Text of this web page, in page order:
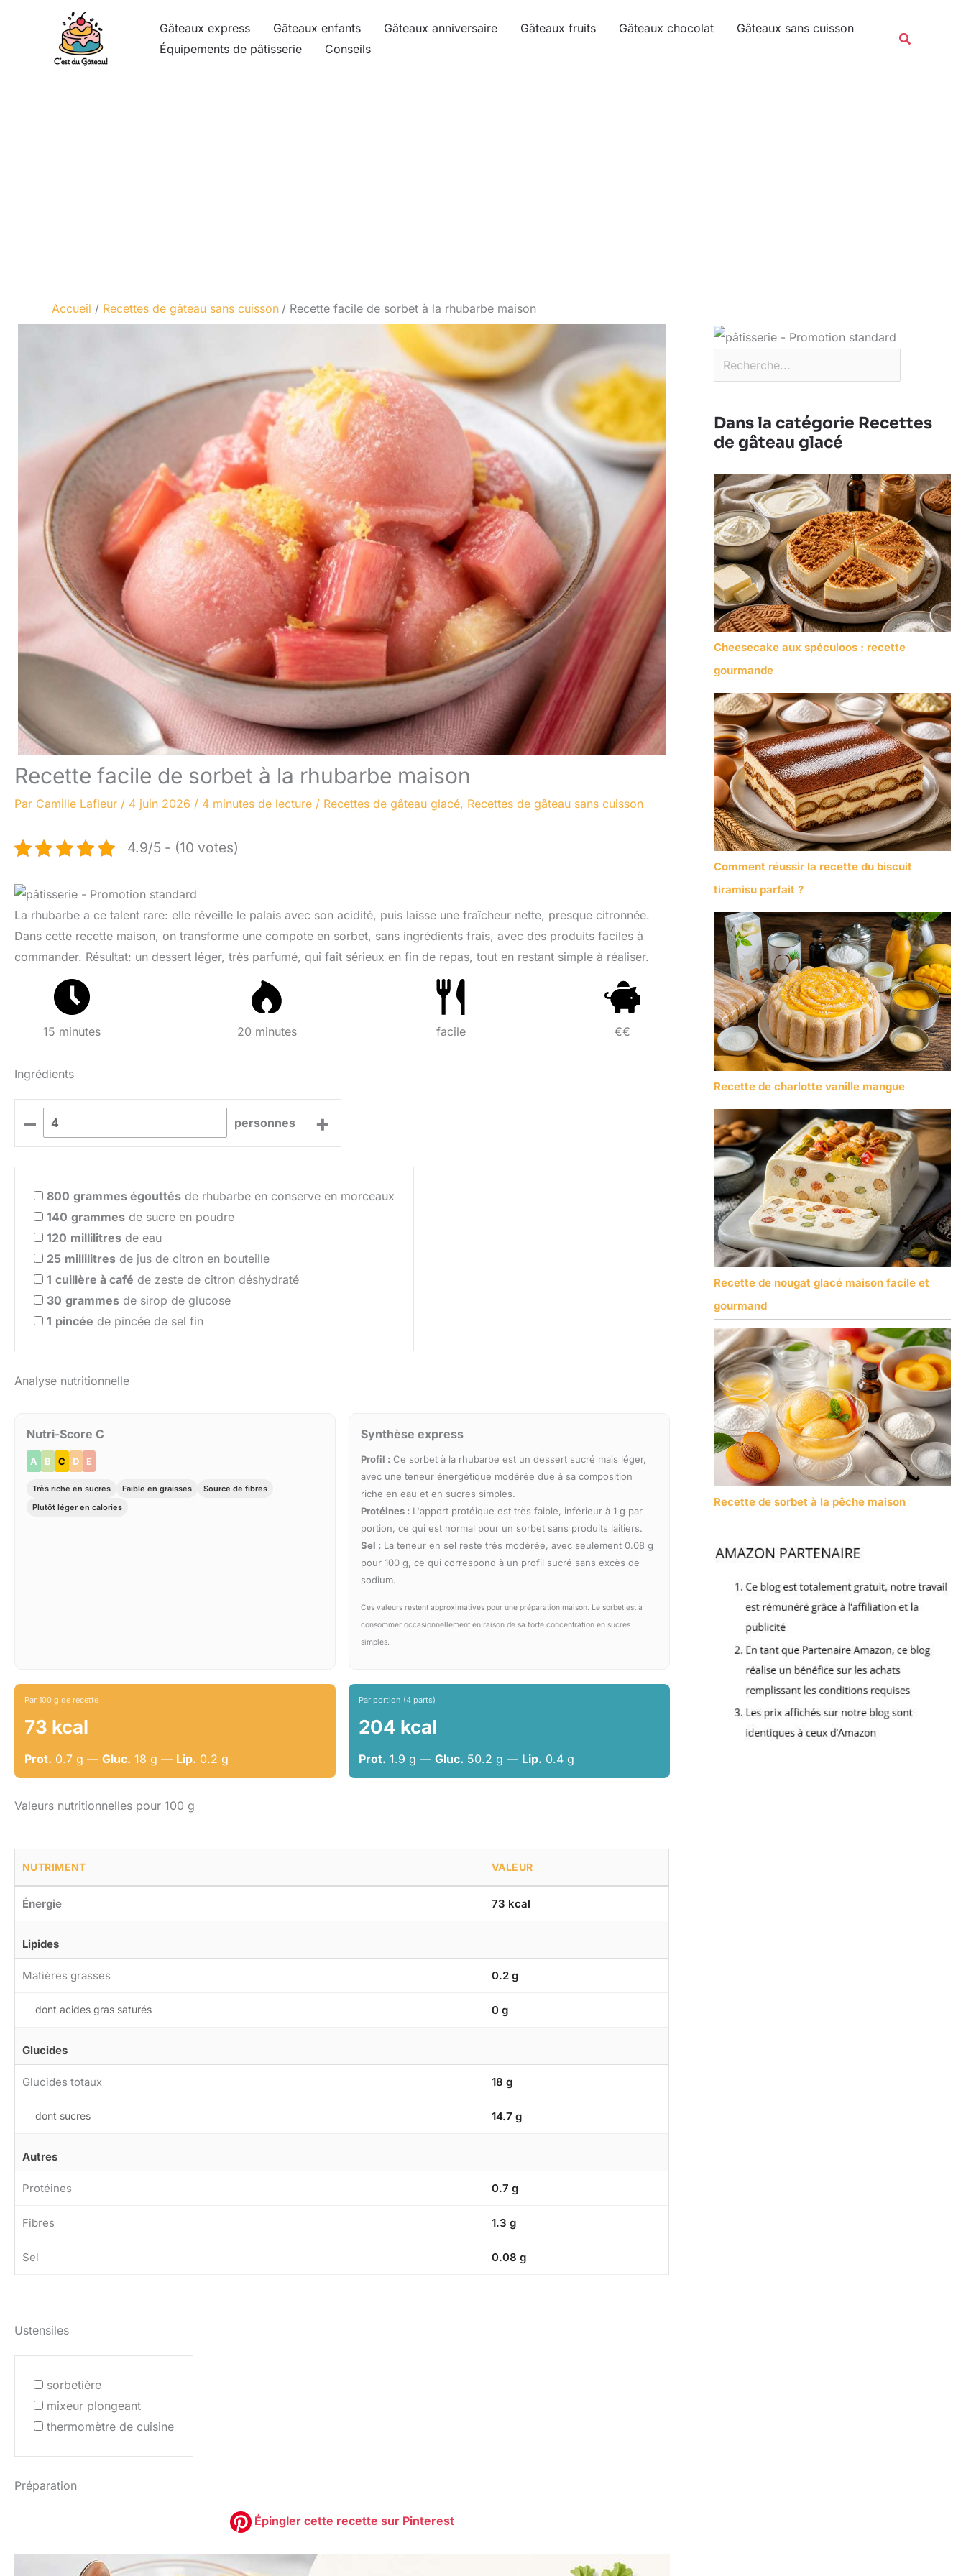
Gâteaux express Gâteaux enfants Gâteaux anniversaire Gâteaux fruits Gâteaux chocolat
Gâteaux sans cuisson
Équipements de pâtisserie
Conseils
Accueil Recettes de gâteau sans cuisson Recette facile de sorbet à la rhubarbe maison
Recette facile de sorbet à la rhubarbe maison
Par Camille Lafleur / 4 juin 2026 / 4 minutes de lecture / Recettes de gâteau glacé, Recettes de gâteau sans cuisson
4.9/5 - (10 votes)
La rhubarbe a ce talent rare: elle réveille le palais avec son acidité, puis laisse une fraîcheur nette, presque citronnée.
Dans cette recette maison, on transforme une compote en sorbet, sans ingrédients frais, avec des produits faciles à
commander. Résultat: un dessert léger, très parfumé, qui fait sérieux en fin de repas, tout en restant simple à réaliser.
15 minutes 20 minutes facile €€
Ingrédients
– personnes +
800 grammes égouttés de rhubarbe en conserve en morceaux
140 grammes de sucre en poudre
120 millilitres de eau
25 millilitres de jus de citron en bouteille
1 cuillère à café de zeste de citron déshydraté
30 grammes de sirop de glucose
1 pincée de pincée de sel fin
Analyse nutritionnelle
Nutri-Score C
A B C D E
Très riche en sucres Faible en graisses
Source de fibres
Plutôt léger en calories
Synthèse express
Profil : Ce sorbet à la rhubarbe est un dessert sucré mais léger,
avec une teneur énergétique modérée due à sa composition
riche en eau et en sucres simples.
Protéines : L'apport protéique est très faible, inférieur à 1 g par
portion, ce qui est normal pour un sorbet sans produits laitiers.
Sel : La teneur en sel reste très modérée, avec seulement 0.08 g
pour 100 g, ce qui correspond à un profil sucré sans excès de
sodium.
Ces valeurs restent approximatives pour une préparation maison. Le sorbet est à
consommer occasionnellement en raison de sa forte concentration en sucres
simples.
Par 100 g de recette
73 kcal
Prot. 0.7 g — Gluc. 18 g — Lip. 0.2 g
Par portion (4 parts)
204 kcal
Prot. 1.9 g —Gluc. 50.2 g — Lip. 0.4 g
Valeurs nutritionnelles pour 100 g
NUTRIMENT VALEUR
Énergie 73 kcal
Lipides
Matières grasses 0.2 g
dont acides gras saturés 0 g
Glucides
Glucides totaux 18 g
dont sucres 14.7 g
Autres
Protéines 0.7 g
Fibres 1.3 g
Sel 0.08 g
Ustensiles
sorbetière
mixeur plongeant
thermomètre de cuisine
Préparation
Épingler cette recette sur Pinterest
Dans la catégorie Recettes
de gâteau glacé
Cheesecake aux spéculoos : recette
gourmande
Comment réussir la recette du biscuit
tiramisu parfait ?
Recette de charlotte vanille mangue
Recette de nougat glacé maison facile et
gourmand
Recette de sorbet à la pêche maison